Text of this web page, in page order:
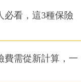
必看，這3種保險
費需從新計算，一